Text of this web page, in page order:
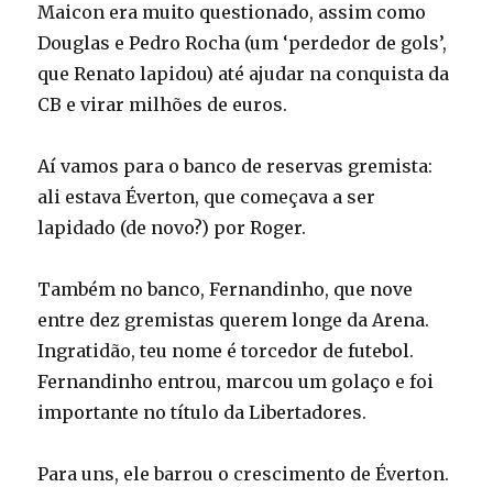
Maicon era muito questionado, assim como
Douglas e Pedro Rocha (um ‘perdedor de gols’,
que Renato lapidou) até ajudar na conquista da
CB e virar milhões de euros.
Aí vamos para o banco de reservas gremista:
ali estava Éverton, que começava a ser
lapidado (de novo?) por Roger.
Também no banco, Fernandinho, que nove
entre dez gremistas querem longe da Arena.
Ingratidão, teu nome é torcedor de futebol.
Fernandinho entrou, marcou um golaço e foi
importante no título da Libertadores.
Para uns, ele barrou o crescimento de Éverton.